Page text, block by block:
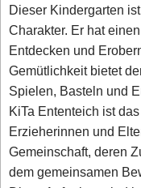
Dieser Kindergarten
Charakter. Er hat
Entdecken und
Gemütlichkeit bietet
Spielen, Basteln und
KiTa Ententeich ist
Erzieherinnen und
Gemeinschaft, deren
dem gemeinsamen